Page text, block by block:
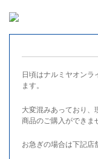
日頃はナルミヤオン
ます。
大変混みあっており、
商品のご購入ができま
お急ぎの場合は下記店